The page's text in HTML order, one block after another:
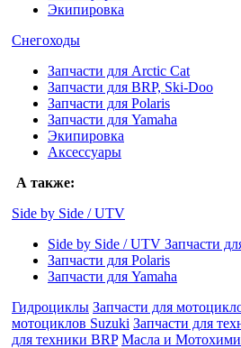
Экипировка
Снегоходы
Запчасти для Arctic Cat
Запчасти для BRP, Ski-Doo
Запчасти для Polaris
Запчасти для Yamaha
Экипировка
Аксессуары
А также:
Side by Side / UTV
Side by Side / UTV Запчасти
Запчасти для Polaris
Запчасти для Yamaha
Гидроциклы Запчасти для
мотоциклов Suzuki Запчасти для
для техники BRP Масла и